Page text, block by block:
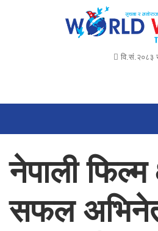
वि.सं.२०८३
नेपाली फिल्म
सफल